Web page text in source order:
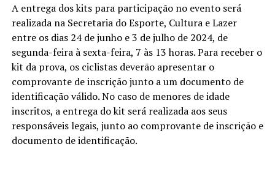
A entrega dos kits para participação no evento será
realizada na Secretaria do Esporte, Cultura e Lazer
entre os dias 24 de junho e 3 de julho de 2024, de
segunda-feira à sexta-feira, 7 às 13 horas. Para receber o
kit da prova, os ciclistas deverão apresentar o
comprovante de inscrição junto a um documento de
identificação válido. No caso de menores de idade
inscritos, a entrega do kit será realizada aos seus
responsáveis legais, junto ao comprovante de inscrição e
documento de identificação.